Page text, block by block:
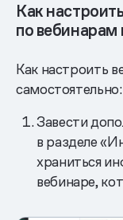
Как
по вебинарам
Как настроить
самостоятельно:
Завести
в разделе
храниться
вебинаре,